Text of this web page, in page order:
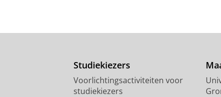
Studiekiezers
Voorlichtingsactiviteiten voor
studiekiezers